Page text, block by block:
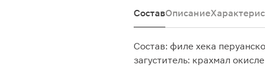
СоставОписание
Состав: филе хека
загуститель: крахмал